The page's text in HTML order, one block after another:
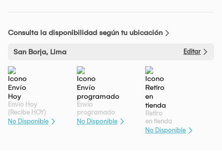
Consulta la disponibilidad según tu ubicación
San Borja, Lima Editar
Envío Hoy
(Recibe HOY)
No Disponible
Envío
programado
No Disponible
Retiro
en tienda
No Disponible